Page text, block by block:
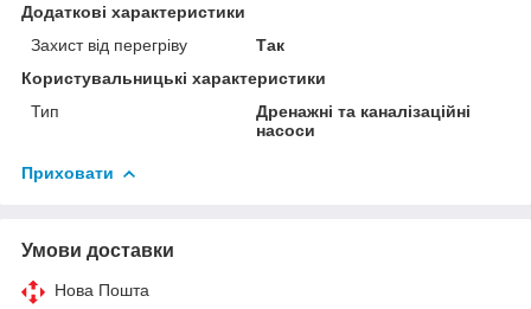
Додаткові характеристики
Захист від перегріву
Так
Користувальницькі характеристики
Тип
Дренажні та каналізаційні
насоси
Приховати
Умови доставки
Нова Пошта